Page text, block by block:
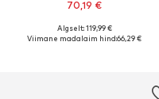
70,19 €
Saadaolevad suurused: 37, 38, 39, 40
Algselt: 119,99 €
Viimane madalaim hind:66,29 €